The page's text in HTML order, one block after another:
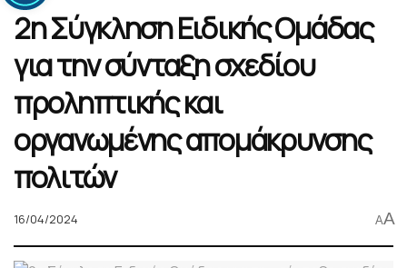
2η Σύγκληση Ειδικής Ομάδας
για την σύνταξη σχεδίου
προληπτικής και
οργανωμένης απομάκρυνσης
πολιτών
16/04/2024 AA